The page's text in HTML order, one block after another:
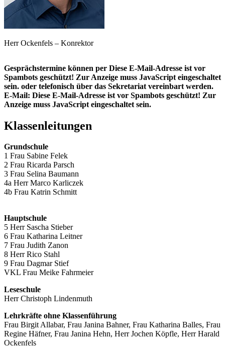
Herr Ockenfels – Konrektor
Gesprächstermine können per Diese E-Mail-Adresse ist vor
Spambots geschützt! Zur Anzeige muss JavaScript eingeschaltet
sein. oder telefonisch über das Sekretariat vereinbart werden.
E-Mail: Diese E-Mail-Adresse ist vor Spambots geschützt! Zur
Anzeige muss JavaScript eingeschaltet sein.
Klassenleitungen
Grundschule
1 Frau Sabine Felek
2 Frau Ricarda Parsch
3 Frau Selina Baumann
4a Herr Marco Karliczek
4b Frau Katrin Schmitt
Hauptschule
5 Herr Sascha Stieber
6 Frau Katharina Leitner
7 Frau Judith Zanon
8 HerrRico Stahl
9 Frau Dagmar Stief
VKL Frau Meike Fahrmeier
Leseschule
Herr Christoph Lindenmuth
Lehrkräfte ohne Klassenführung
Frau Birgit Allabar, Frau Janina Bahner, Frau Katharina Balles, Frau
Regine Häfner, Frau Janina Hehn, Herr Jochen Köpfle, Herr Harald
Ockenfels